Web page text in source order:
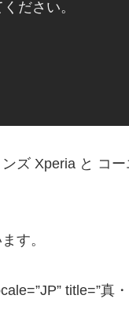
ズ Xperia と コ
す。
title=”真